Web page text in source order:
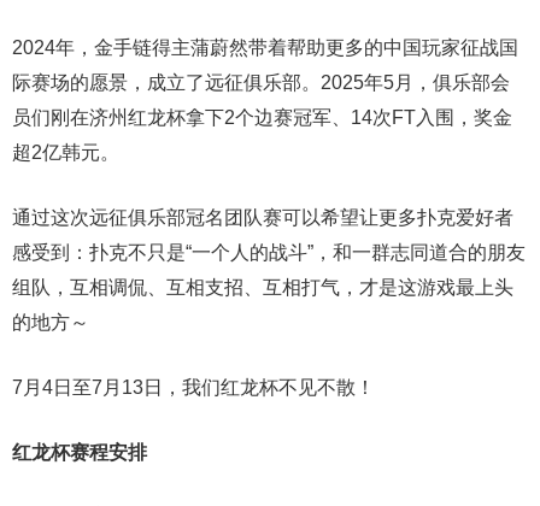
2024年，金手链得主蒲蔚然带着帮助更多的中国玩家征战国
际赛场的愿景，成立了远征俱乐部。2025年5月，俱乐部会
员们刚在济州红龙杯拿下2个边赛冠军、14次FT入围，奖金
超2亿韩元。
通过这次远征俱乐部冠名团队赛可以希望让更多扑克爱好者
感受到：扑克不只是“一个人的战斗”，和一群志同道合的朋友
组队，互相调侃、互相支招、互相打气，才是这游戏最上头
的地方～
7月4日至7月13日，我们红龙杯不见不散！
红龙杯赛程安排